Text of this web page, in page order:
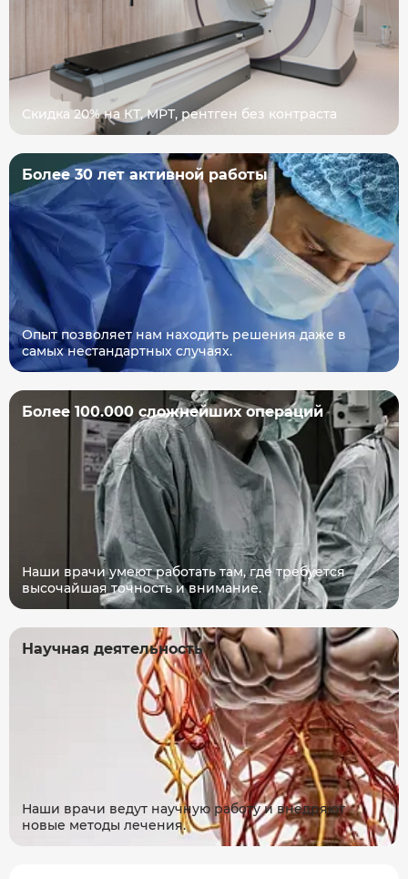
Скидка 20% на КТ, МРТ, рентген без контраста
Более 30 лет активной работы
Опыт позволяет нам находить решения даже в
самых нестандартных случаях.
Более 100.000 сложнейших операций
Наши врачи умеют работать там, где требуется
высочайшая точность и внимание.
Научная деятельность
Наши врачи ведут научную работу и внедряют
новые методы лечения.